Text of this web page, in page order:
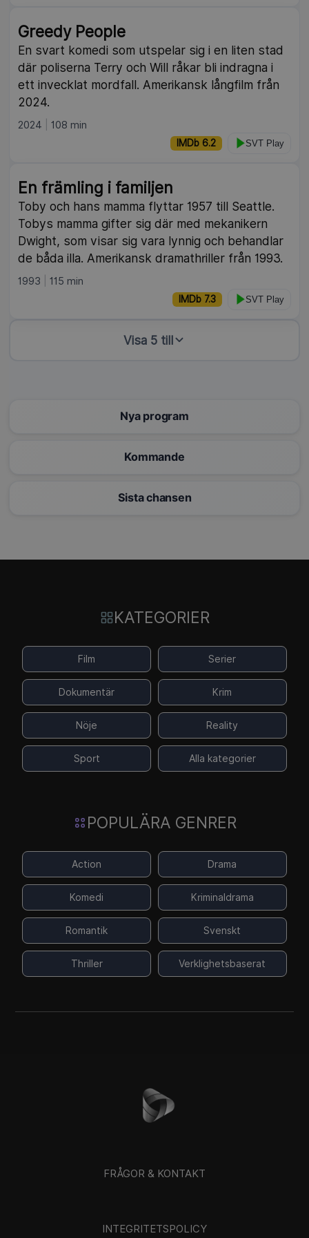
Greedy People
En svart komedi som utspelar sig i en liten stad
där poliserna Terry och Will råkar bli indragna i
ett invecklat mordfall. Amerikansk långfilm från
2024.
2024 108 min
IMDb 6.2 SVT Play
En främling i familjen
Toby och hans mamma flyttar 1957 till Seattle.
Tobys mamma gifter sig där med mekanikern
Dwight, som visar sig vara lynnig och behandlar
de båda illa. Amerikansk dramathriller från 1993.
1993 115 min
IMDb 7.3 SVT Play
Visa 5 till
Nya program
Kommande
Sista chansen
KATEGORIER
Film Serier
Dokumentär Krim
Nöje Reality
Sport Alla kategorier
POPULÄRA GENRER
Action Drama
Komedi Kriminaldrama
Romantik Svenskt
Thriller Verklighetsbaserat
FRÅGOR & KONTAKT
INTEGRITETSPOLICY